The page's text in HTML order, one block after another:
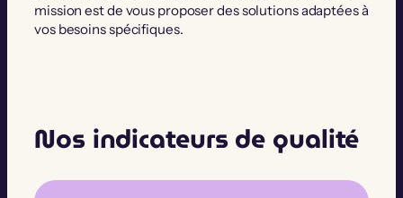
mission est de vous proposer des solutions adaptées à
vos besoins spécifiques.
Nos indicateurs de qualité